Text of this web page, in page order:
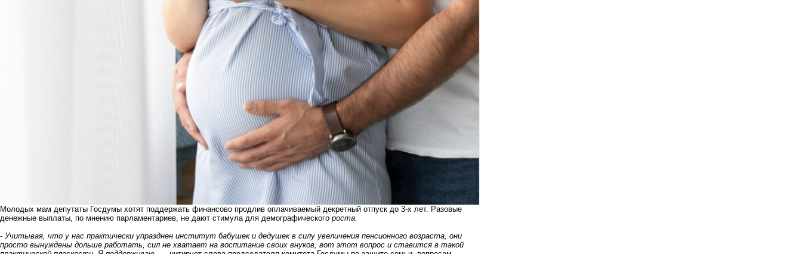
Молодых мам депутаты Госдумы хотят поддержать финансово продлив оплачиваемый декретный отпуск до 3-х лет. Разовые
денежные выплаты, по мнению парламентариев, не дают стимула для демографического роста.
- Учитывая, что у нас практически упразднен институт бабушек и дедушек в силу увеличения пенсионного возраста, они
просто вынуждены дольше работать, сил не хватает на воспитание своих внуков, вот этот вопрос и ставится в такой